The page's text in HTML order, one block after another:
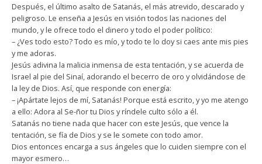
Después, el último asalto de Satanás, el más atrevido, descarado y
peligroso. Le enseña a Jesús en visión todos las naciones del
mundo, y le ofrece todo el dinero y todo el poder político:
– ¿Ves todo esto? Todo es mío, y todo te lo doy si caes ante mis pies
y me adoras.
Jesús adivina la malicia inmensa de esta tentación, y se acuerda de
Israel al pie del Sinaí, adorando el becerro de oro y olvidándose de
la ley de Dios. Así, que responde con energía:
– ¡Apártate lejos de mí, Satanás! Porque está escrito, y yo me atengo
a ello: Adora al Se-ñor tu Dios y ríndele culto sólo a él.
Satanás no tiene nada que hacer con este Jesús, que vence la
tentación, se fía de Dios y se le somete con todo amor.
Dios entonces encarga a sus ángeles que lo cuiden siempre con el
mayor esmero…